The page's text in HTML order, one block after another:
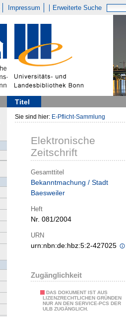
Impressum Erweiterte Suche
Titel
Sie sind hier: E-Pflicht-Sammlung
Elektronische
Zeitschrift
Gesamttitel
Bekanntmachung / Stadt
Baesweiler
Heft
Nr. 081/2004
URN
urn:nbn:de:hbz:5:2-427025
Zugänglichkeit
DAS DOKUMENT IST AUS
LIZENZRECHTLICHEN GRÜNDEN
NUR AN DEN SERVICE-PCS DER
ULB ZUGÄNGLICH.